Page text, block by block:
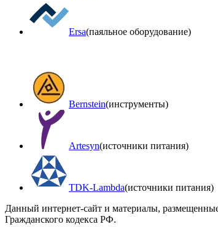
Ersa(паяльное оборудование)
Bernstein(инструменты)
Artesyn(источники питания)
TDK-Lambda(источники питания)
Данный интернет-сайт и материалы,
Гражданского кодекса РФ.